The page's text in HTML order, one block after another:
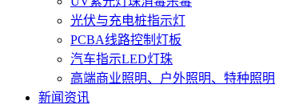
光伏与充电桩指示灯
PCBA线路控制灯板
汽车指示LED灯珠
高端商业照明、户外照明、特种照明
新闻资讯